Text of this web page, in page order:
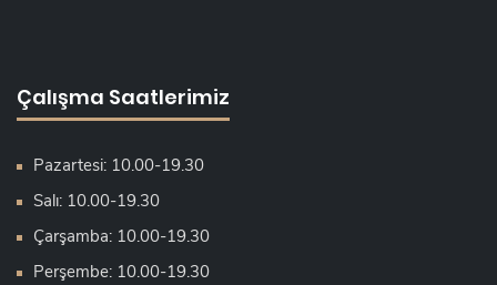
Çalışma Saatlerimiz
Pazartesi: 10.00-19.30
Salı: 10.00-19.30
Çarşamba: 10.00-19.30
Perşembe: 10.00-19.30